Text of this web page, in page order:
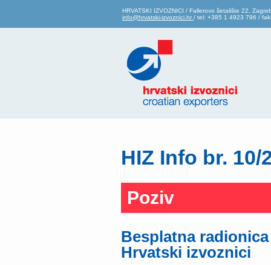
HRVATSKI IZVOZNICI / Fallerovo šetalište 22,
info@hrvatski-izvoznici.hr / tel: +385 1 4923 796 /
HIZ Info br. 10/
Poziv
Besplatna
Hrvatski izvoznici